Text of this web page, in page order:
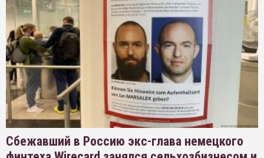
Сбежавший в Россию экс-глава немецкого